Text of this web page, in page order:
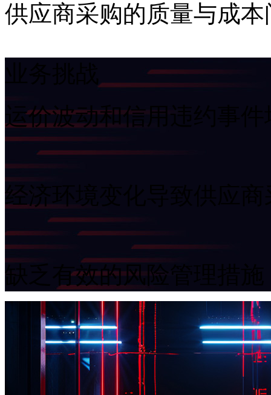
供应商采购的质量与成本
运价波动和信用违约事件
经济环境变化导致供应
缺乏有效的风险管理措施